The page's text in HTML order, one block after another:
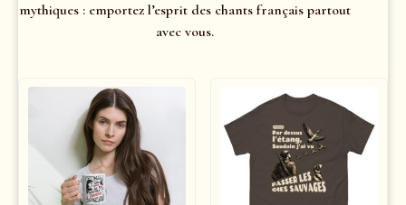
mythiques : emportez l’esprit des chants français partout
avec vous.